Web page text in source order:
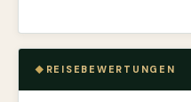
REISEBEWERTUNGEN